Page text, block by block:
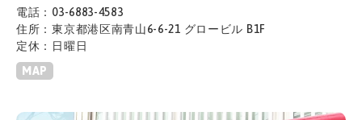
電話：03-6883-4583
住所：東京都港区南青山6-6-21 グロービル B1F
定休：日曜日
MAP